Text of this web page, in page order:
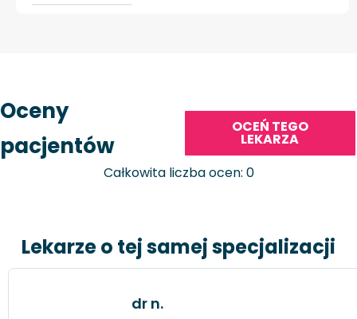
Oceny
pacjentów
OCEŃ TEGO
LEKARZA
Całkowita liczba ocen: 0
Lekarze o tej samej specjalizacji
dr n.